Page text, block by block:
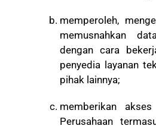
memperoleh,
memusnahkan
dengan cara
penyedia layanan
pihak lainnya;
memberikan
Perusahaan